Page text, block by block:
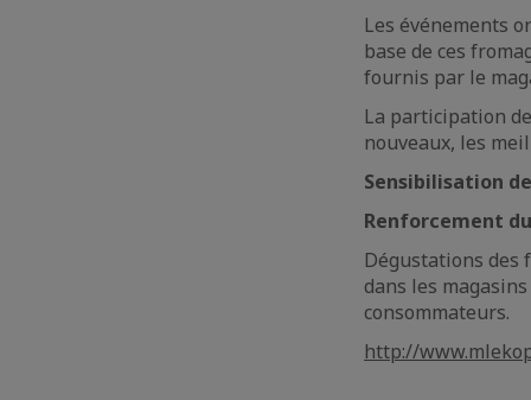
Les événements
base de ces
fournis par le
La participation
nouveaux, les
Sensibilisation
Renforcement
Dégustations des
dans les
consommateurs.
http://